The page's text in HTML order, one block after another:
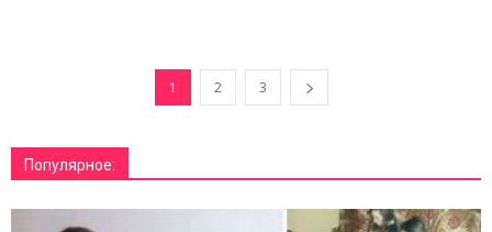
1 2 3
Популярное: